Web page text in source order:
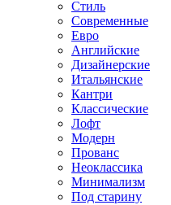
Стиль
Современные
Евро
Английские
Дизайнерские
Итальянские
Кантри
Классические
Лофт
Модерн
Прованс
Неоклассика
Минимализм
Под старину